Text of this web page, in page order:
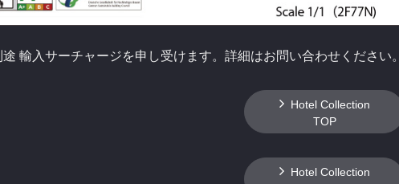
輸入サーチャージを申し受けます。詳細はお問い合わせください。
Hotel Collection
TOP
Hotel Collection